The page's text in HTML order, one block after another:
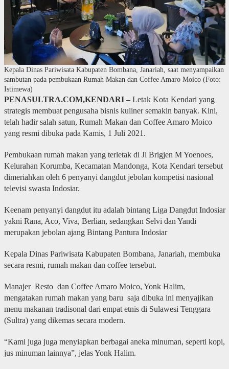
Kepala Dinas Pariwisata Kabupaten Bombana, Janariah, saat menyampaikan
sambutan pada pembukaan Rumah Makan dan Coffee Amaro Moico (Foto:
Istimewa)
PENASULTRA.COM,KENDARI –Letak Kota Kendari yang
strategis membuat pengusaha bisnis kuliner semakin banyak. Kini,
telah hadir salah satun, Rumah Makan dan Coffee Amaro Moico
yang resmi dibuka pada Kamis, 1 Juli 2021.
Pembukaan rumah makan yang terletak di Jl Brigjen M Yoenoes,
Kelurahan Korumba, Kecamatan Mandonga, Kota Kendari tersebut
dimeriahkan oleh 6 penyanyi dangdut jebolan kompetisi nasional
televisi swasta Indosiar.
Keenam penyanyi dangdut itu adalah bintang Liga Dangdut Indosiar
yakni Rana, Aco, Viva, Berlian, sedangkan Selvi dan Yandi
merupakan jebolan ajang Bintang Pantura Indosiar
Kepala Dinas Pariwisata Kabupaten Bombana, Janariah, membuka
secara resmi, rumah makan dan coffee tersebut.
Manajer Resto dan Coffee Amaro Moico, Yonk Halim,
mengatakan rumah makan yang baru saja dibuka ini menyajikan
menu makanan tradisonal dari empat etnis di Sulawesi Tenggara
(Sultra) yang dikemas secara modern.
“Kami juga juga menyiapkan berbagai aneka minuman, seperti kopi,
jus minuman lainnya”, jelas Yonk Halim.